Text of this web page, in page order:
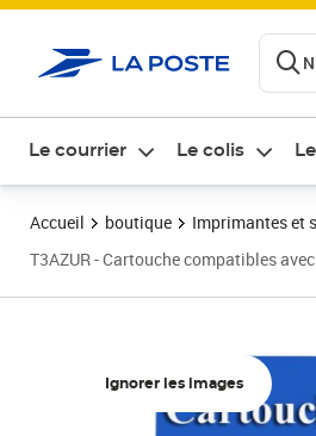
Le courrier Le colis
Accueil boutique Imprimantes et
T3AZUR - Cartouche compatibles
Ignorer les images